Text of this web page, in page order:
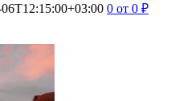
0 от 0 ₽